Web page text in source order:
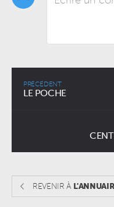
PRÉCÉDENT
LE POCHE
REVENIR À